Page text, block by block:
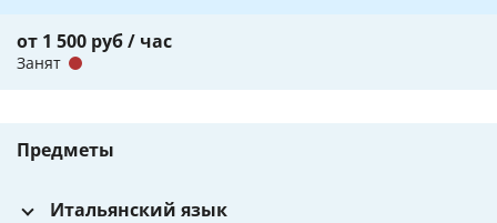
от 1 500 руб / час
Занят
Предметы
Итальянский язык